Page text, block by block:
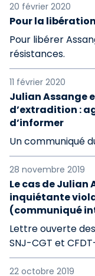
20 février 2020
Pour la
Pour libérer
résistances.
11 février 2020
Julian Assange
d’extradition :
d’informer
Un communiqué
28 novembre 2019
Le cas de Julian
inquiétante
(communiqué
Lettre ouverte
SNJ-CGT et
22 octobre 2019